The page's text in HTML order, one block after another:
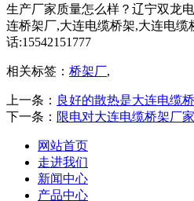
生产厂家质量怎么样？辽宁双龙
连桥架厂,大连电缆桥架,大连电缆
话:15542151777
相关标签： 桥架厂,
上一条： 良好的散热是大连电缆
下一条： 限电对大连电缆桥架厂
网站首页
走进我们
新闻中心
产品中心